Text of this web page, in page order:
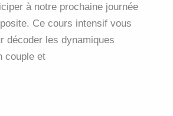
à notre prochaine journée
Ce cours intensif vous
décoder les dynamiques
couple et